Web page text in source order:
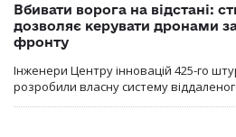
Вбивати ворога на відстані:
дозволяє керувати дронами за
фронту
Інженери Центру інновацій 425-го
розробили власну систему